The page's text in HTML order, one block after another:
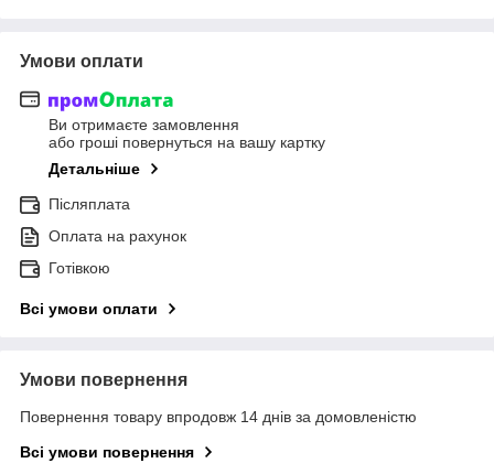
Умови оплати
Ви отримаєте замовлення
або гроші повернуться на вашу картку
Детальніше
Післяплата
Оплата на рахунок
Готівкою
Всі умови оплати
Умови повернення
Повернення товару впродовж 14 днів за домовленістю
Всі умови повернення